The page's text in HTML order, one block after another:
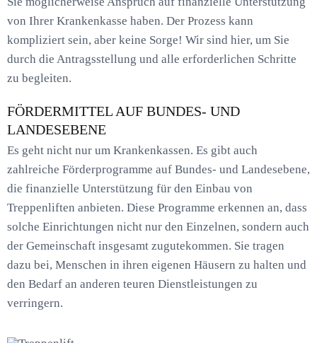
von Ihrer Krankenkasse haben. Der Prozess kann
kompliziert sein, aber keine Sorge! Wir sind hier, um Sie
durch die Antragsstellung und alle erforderlichen Schritte
zu begleiten.
FÖRDERMITTEL AUF BUNDES- UND
LANDESEBENE
Es geht nicht nur um Krankenkassen. Es gibt auch
zahlreiche Förderprogramme auf Bundes- und Landesebene,
die finanzielle Unterstützung für den Einbau von
Treppenliften anbieten. Diese Programme erkennen an, dass
solche Einrichtungen nicht nur den Einzelnen, sondern auch
der Gemeinschaft insgesamt zugutekommen. Sie tragen
dazu bei, Menschen in ihren eigenen Häusern zu halten und
den Bedarf an anderen teuren Dienstleistungen zu
verringern.